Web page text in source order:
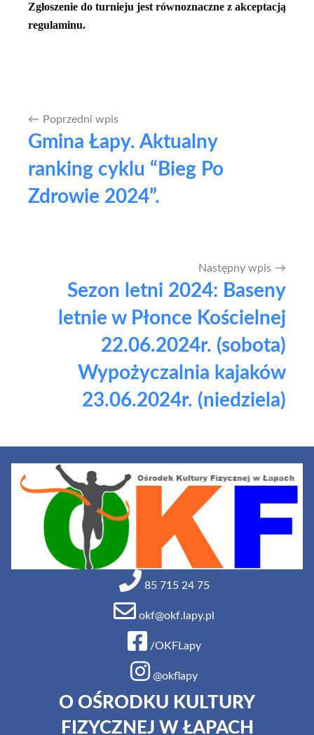
Zgłoszenie do turnieju jest równoznaczne z akceptacją
regulaminu.
Nawigacja
wpisu
Poprzedni wpis
Gmina Łapy. Aktualny
ranking cyklu “Bieg Po
Zdrowie 2024”.
Następny wpis
Sezon letni 2024: Baseny
letnie w Płonce Kościelnej
22.06.2024r. (sobota)
Wypożyczalnia kajaków
23.06.2024r. (niedziela)
85 715 24 75
okf@okf.lapy.pl
/OKFLapy
@okflapy
O OŚRODKU KULTURY
FIZYCZNEJ W ŁAPACH